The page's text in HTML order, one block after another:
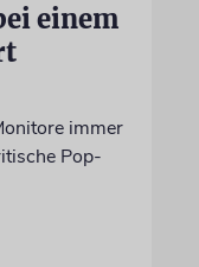
einem
immer
Pop-